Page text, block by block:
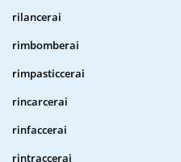
rilancerai
rimbomberai
rimpasticcerai
rincarcerai
rinfaccerai
rintraccerai